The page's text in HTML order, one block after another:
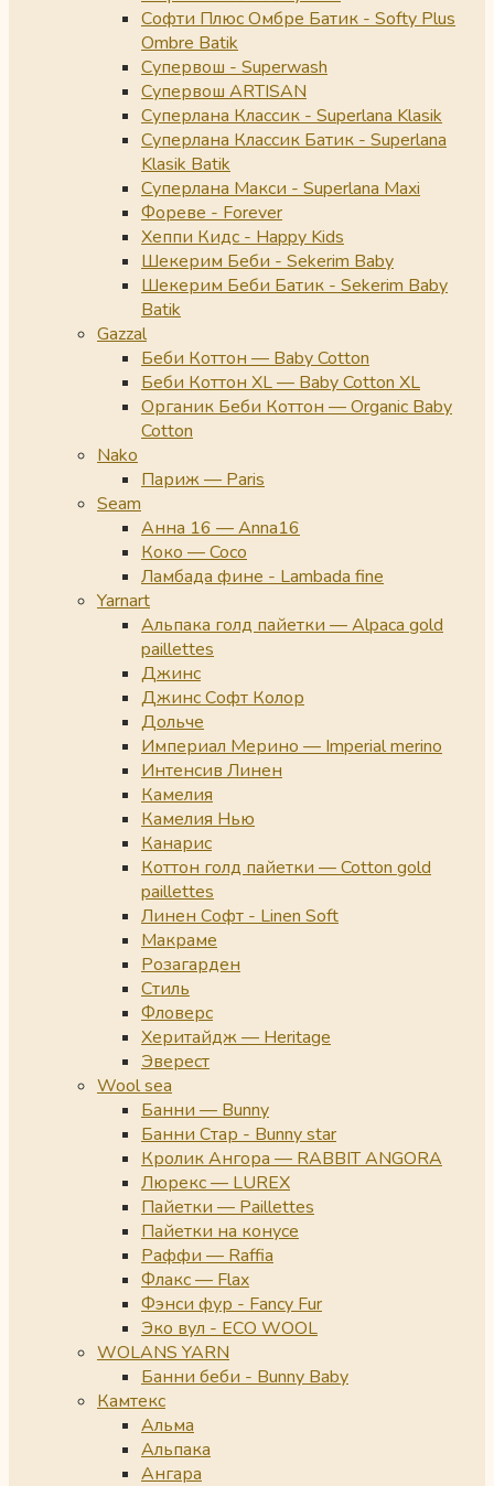
Софти Плюс Омбре Батик - Softy Plus
Ombre Batik
Супервош - Superwash
Супервош ARTISAN
Суперлана Классик - Superlana Klasik
Суперлана Классик Батик - Superlana
Klasik Batik
Суперлана Макси - Superlana Maxi
Фореве - Forever
Хеппи Кидс - Happy Kids
Шекерим Беби - Sekerim Baby
Шекерим Беби Батик - Sekerim Baby
Batik
Gazzal
Беби Коттон — Baby Cotton
Беби Коттон XL — Baby Cotton XL
Органик Беби Коттон — Organic Baby
Cotton
Nako
Париж — Paris
Seam
Анна 16 — Anna16
Коко — Coco
Ламбада фине - Lambada fine
Yarnart
Альпака голд пайетки — Alpaca gold
paillettes
Джинс
Джинс Софт Колор
Дольче
Империал Мерино — Imperial merino
Интенсив Линен
Камелия
Камелия Нью
Канарис
Коттон голд пайетки — Cotton gold
paillettes
Линен Софт - Linen Soft
Макраме
Розагарден
Стиль
Фловерс
Херитайдж — Heritage
Эверест
Wool sea
Банни — Bunny
Банни Стар - Bunny star
Кролик Ангора — RABBIT ANGORA
Люрекс — LUREX
Пайетки — Paillettes
Пайетки на конусе
Раффи — Raffia
Флакс — Flax
Фэнси фур - Fancy Fur
Эко вул - ECO WOOL
WOLANS YARN
Банни беби - Bunny Baby
Камтекс
Альма
Альпака
Ангара